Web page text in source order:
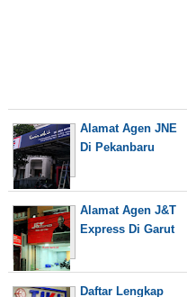
Alamat Agen JNE
Di Pekanbaru
Alamat Agen J&T
Express Di Garut
Daftar Lengkap